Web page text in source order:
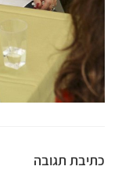
כתיבת תגובה